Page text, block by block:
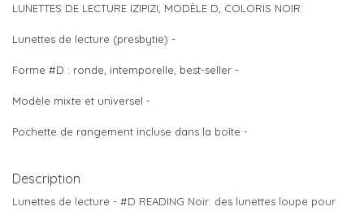
LUNETTES DE LECTURE IZIPIZI, MODÈLE D, COLORIS NOIR:
Lunettes de lecture (presbytie) -
Forme #D : ronde, intemporelle, best-seller -
Modèle mixte et universel -
Pochette de rangement incluse dans la boîte -
Description
Lunettes de lecture - #D READING Noir: des lunettes loupe pour